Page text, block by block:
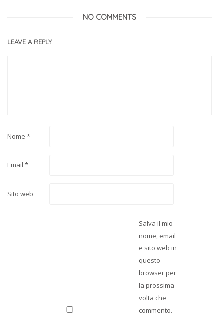
NO COMMENTS
LEAVE A REPLY
Nome *
Email *
Sito web
Salva il mio
nome, email
e sito web in
questo
browser per
la prossima
volta che
commento.